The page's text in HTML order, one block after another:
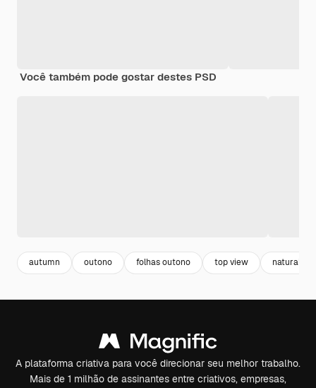
Você também pode gostar destes PSD
autumn outono folhas outono top view natural
A plataforma criativa para você direcionar seu melhor trabalho.
Mais de 1 milhão de assinantes entre criativos, empresas,